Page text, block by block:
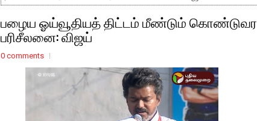
பழைய ஓய்வூதியத் திட்டம் மீண்டும் கொண்டுவர
பரிசீலனை: விஜய்
0 comments